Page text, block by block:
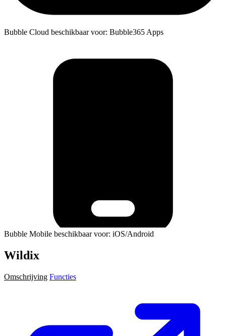
Bubble Cloud beschikbaar voor: Bubble365 Apps
Bubble Mobile beschikbaar voor: iOS/Android
Wildix
Omschrijving Functies